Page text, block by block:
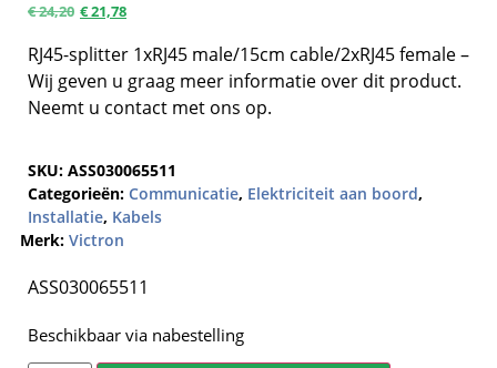
€24,20 €21,78
RJ45-splitter 1xRJ45 male/15cm cable/2xRJ45 female –
Wij geven u graag meer informatie over dit product.
Neemt u contact met ons op.
SKU: ASS030065511
Categorieën: Communicatie, Elektriciteit aan boord,
Installatie, Kabels
Merk: Victron
ASS030065511
Beschikbaar via nabestelling